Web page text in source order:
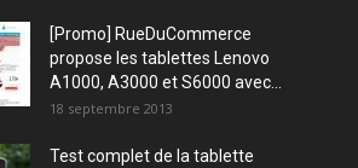
[Promo] RueDuCommerce
propose les tablettes Lenovo
A1000, A3000 et S6000 avec...
18 septembre 2013
Test complet de la tablette